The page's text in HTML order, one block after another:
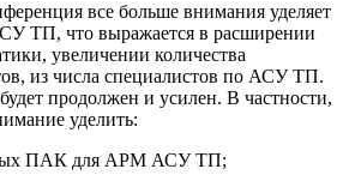
все больше внимания уделяет
ТП, что выражается в расширении
увеличении количества
из числа специалистов по АСУ ТП.
продолжен и усилен. В частности,
уделить:
ПАК для АРМ АСУ ТП;